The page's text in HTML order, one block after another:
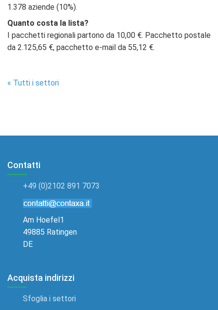
1.378 aziende (10%).
Quanto costa la lista?
I pacchetti regionali partono da 10,00 €. Pacchetto postale
da 2.125,65 €, pacchetto e-mail da 55,12 €.
« Tutti i settori
Contatti
+49 (0)2102 891 7073
Am Hoefel1
49885 Ratingen
DE
Acquista indirizzi
Sfoglia i settori